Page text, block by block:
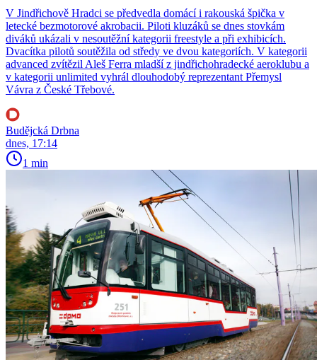
V Jindřichově Hradci se předvedla domácí i rakouská špička v
letecké bezmotorové akrobacii. Piloti kluzáků se dnes stovkám
diváků ukázali v nesoutěžní kategorii freestyle a při exhibicích.
Dvacítka pilotů soutěžila od středy ve dvou kategoriích. V kategorii
advanced zvítězil Aleš Ferra mladší z jindřichohradecké aeroklubu a
v kategorii unlimited vyhrál dlouhodobý reprezentant Přemysl
Vávra z České Třebové.
Budějcká Drbna
dnes, 17:14
1 min